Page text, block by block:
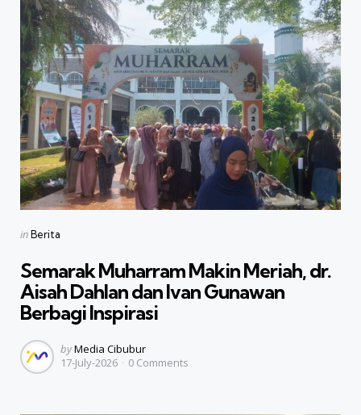
Categories
Posted
inBerita
Semarak Muharram Makin Meriah, dr.
Aisah Dahlan dan Ivan Gunawan
Berbagi Inspirasi
Posted
by
byMedia Cibubur
17-July-2026
0 Comments